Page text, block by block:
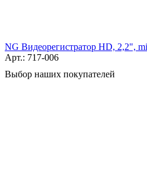
NG Видеорегистратор HD, 2,2",
Арт.: 717-006
Выбор наших покупателей